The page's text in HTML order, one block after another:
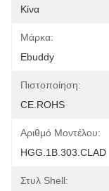
Κίνα
Μάρκα:
Ebuddy
Πιστοποίηση:
CE.ROHS
Αριθμό Μοντέλου:
HGG.1B.303.CLAD
Στυλ Shell: